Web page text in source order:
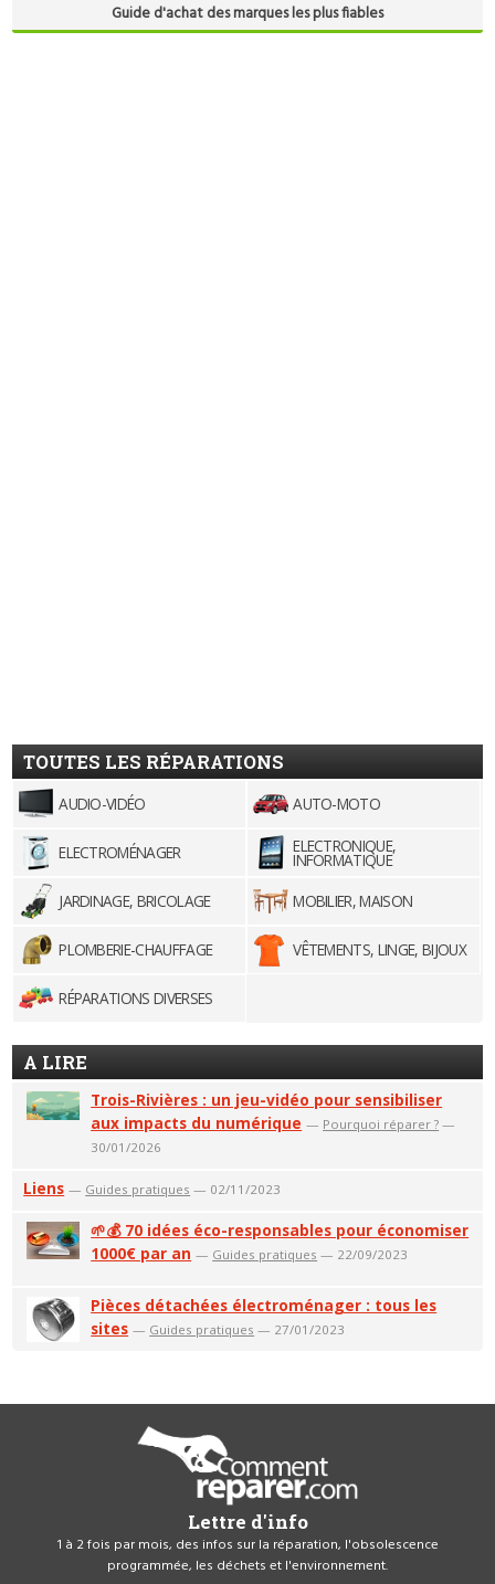
Guide d'achat des marques les plus fiables
TOUTES LES RÉPARATIONS
AUDIO-VIDÉO AUTO-MOTO
ELECTROMÉNAGER ELECTRONIQUE,
INFORMATIQUE
JARDINAGE, BRICOLAGE
MOBILIER, MAISON
PLOMBERIE-CHAUFFAGE VÊTEMENTS, LINGE, BIJOUX
RÉPARATIONS DIVERSES
A LIRE
Trois-Rivières : un jeu-vidéo pour sensibiliser
aux impacts du numérique — Pourquoi réparer ? —
30/01/2026
Liens — Guides pratiques — 02/11/2023
🌱💰 70 idées éco-responsables pour économiser
1000€ par an — Guides pratiques — 22/09/2023
Pièces détachées électroménager : tous les
sites — Guides pratiques — 27/01/2023
Lettre d'info
1 à 2 fois par mois, des infos sur la réparation, l'obsolescence
programmée, les déchets et l'environnement.